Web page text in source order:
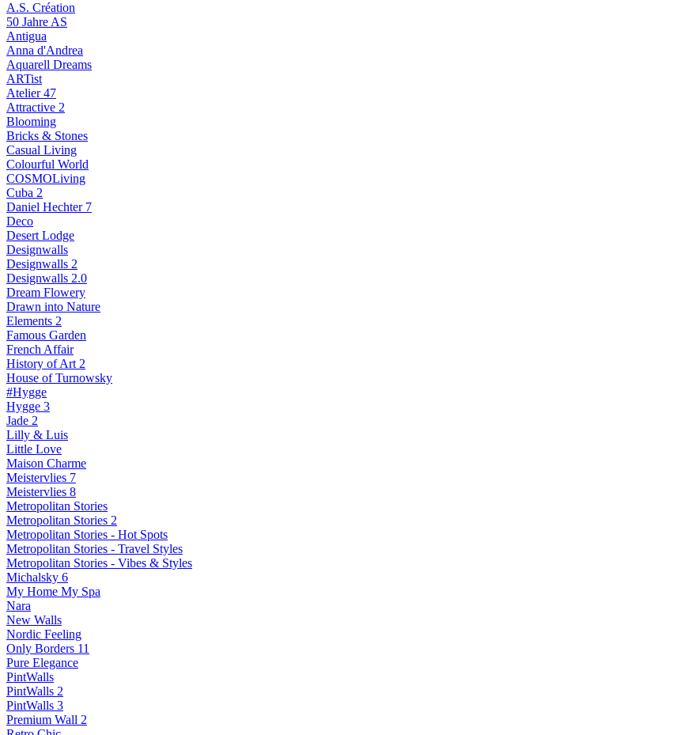
A.S. Création
50 Jahre AS
Antigua
Anna d'Andrea
Aquarell Dreams
ARTist
Atelier 47
Attractive 2
Blooming
Bricks & Stones
Casual Living
Colourful World
COSMOLiving
Cuba 2
Daniel Hechter 7
Deco
Desert Lodge
Designwalls
Designwalls 2
Designwalls 2.0
Dream Flowery
Drawn into Nature
Elements 2
Famous Garden
French Affair
History of Art 2
House of Turnowsky
#Hygge
Hygge 3
Jade 2
Lilly & Luis
Little Love
Maison Charme
Meistervlies 7
Meistervlies 8
Metropolitan Stories
Metropolitan Stories 2
Metropolitan Stories - Hot Spots
Metropolitan Stories - Travel Styles
Metropolitan Stories - Vibes & Styles
Michalsky 6
My Home My Spa
Nara
New Walls
Nordic Feeling
Only Borders 11
Pure Elegance
PintWalls
PintWalls 2
PintWalls 3
Premium Wall 2